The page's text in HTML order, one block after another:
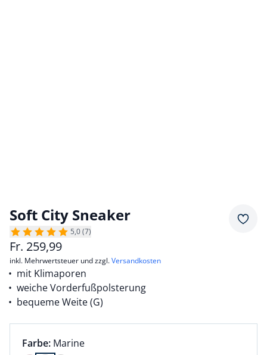
Soft City Sneaker
5,0 (7)
Fr. 259,99
inkl. Mehrwertsteuer und zzgl.Versandkosten
mit Klimaporen
weiche Vorderfußpolsterung
bequeme Weite (G)
Farbauswahl:
Farbe: aktuell ausgewählt:
Marine